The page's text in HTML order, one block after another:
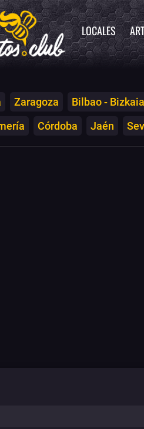
LOCALES
Zaragoza
Bilbao - Bizkaia
Córdoba Jaén